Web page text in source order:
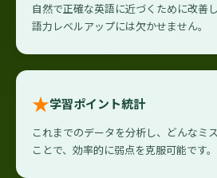
自然で正確な英語に近づくために改善
語力レベルアップには欠かせません。
★学習ポイント統計
これまでのデータを分析し、どんなミ
ことで、効率的に弱点を克服可能です。